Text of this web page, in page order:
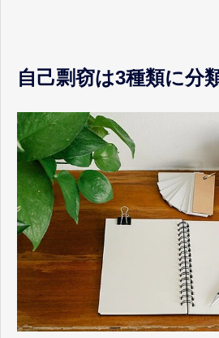
自己剽窃は3種類に分